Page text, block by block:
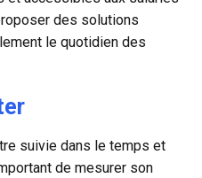
des solutions
le quotidien des
suivie dans le temps et
de mesurer son